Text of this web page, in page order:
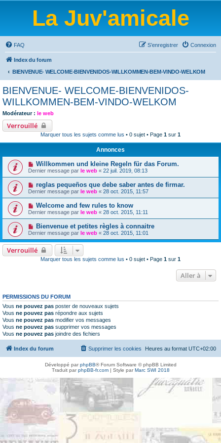
La Juv'amicale
FAQ Connexion
S’enregistrer
Index du forum
BIENVENUE- WELCOME-BIENVENIDOS-WILLKOMMEN-BEM-VINDO-WELKOM
BIENVENUE- WELCOME-BIENVENIDOS-
WILLKOMMEN-BEM-VINDO-WELKOM
Modérateur : le web
Verrouillé
Marquer tous les sujets comme lus • 0 sujet • Page 1 sur 1
Annonces
Willkommen und kleine Regeln für das Forum.
Dernier message par le web « 22 juil. 2019, 08:13
reglas pequeños que debe saber antes de firmar.
Dernier message par le web « 28 oct. 2015, 11:57
Welcome and few rules to know
Dernier message par le web « 28 oct. 2015, 11:11
Bienvenue et petites règles à connaitre
Dernier message par le web « 28 oct. 2015, 11:01
Verrouillé
Marquer tous les sujets comme lus • 0 sujet • Page 1 sur 1
Aller à
PERMISSIONS DU FORUM
Vous ne pouvez pas poster de nouveaux sujets
Vous ne pouvez pas répondre aux sujets
Vous ne pouvez pas modifier vos messages
Vous ne pouvez pas supprimer vos messages
Vous ne pouvez pas joindre des fichiers
Index du forum Heures au format UTC+02:00
Supprimer les cookies
Développé parphpBB® Forum Software © phpBB Limited
Traduit parphpBB-fr.com| Style parMarc SWI 2018